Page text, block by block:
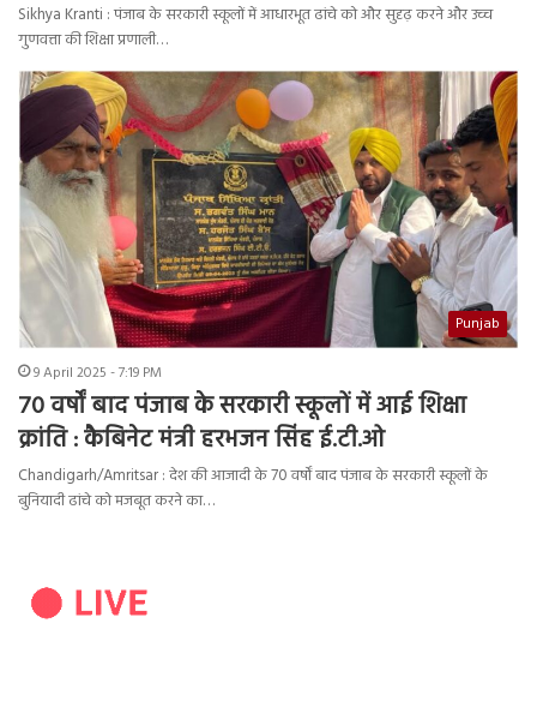
Sikhya Kranti : पंजाब के सरकारी स्कूलों में आधारभूत ढांचे को और सुदृढ़ करने और उच्च
गुणवत्ता की शिक्षा प्रणाली…
Punjab
9 April 2025 - 7:19 PM
70 वर्षों बाद पंजाब के सरकारी स्कूलों में आई शिक्षा
क्रांति : कैबिनेट मंत्री हरभजन सिंह ई.टी.ओ
Chandigarh/Amritsar : देश की आजादी के 70 वर्षों बाद पंजाब के सरकारी स्कूलों के
बुनियादी ढांचे को मजबूत करने का…